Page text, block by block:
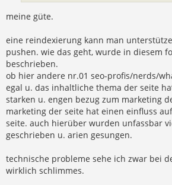
meine güte.
eine reindexierung kann man
pushen. wie das geht, wurde in diesem
beschrieben.
ob hier andere nr.01 seo-profis/nerds/
egal u. das inhaltliche thema der seite
starken u. engen bezug zum marketing
marketing der seite hat einen einfluss
seite. auch hierüber wurden unfassbar
geschrieben u. arien gesungen.
technische probleme sehe ich zwar bei
wirklich schlimmes.